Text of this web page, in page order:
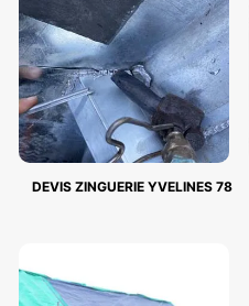
DEVIS ZINGUERIE YVELINES 78